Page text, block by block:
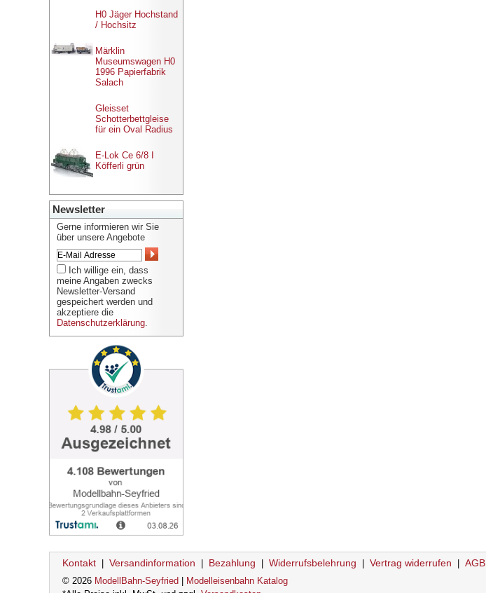
H0 Jäger Hochstand
/ Hochsitz
Märklin
Museumswagen H0
1996 Papierfabrik
Salach
Gleisset
Schotterbettgleise
für ein Oval Radius
E-Lok Ce 6/8 I
Köfferli grün
Newsletter
Gerne informieren wir Sie
über unsere Angebote
Ich willige ein, dass
meine Angaben zwecks
Newsletter-Versand
gespeichert werden und
akzeptiere die
Datenschutzerklärung.
Kontakt Versandinformation Bezahlung Widerrufsbelehrung Vertrag widerrufen AGB
© 2026 ModellBahn-Seyfried
Modelleisenbahn Katalog